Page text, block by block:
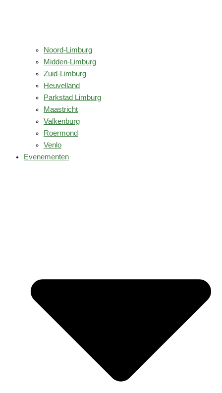
Noord-Limburg
Midden-Limburg
Zuid-Limburg
Heuvelland
Parkstad Limburg
Maastricht
Valkenburg
Roermond
Venlo
Evenementen